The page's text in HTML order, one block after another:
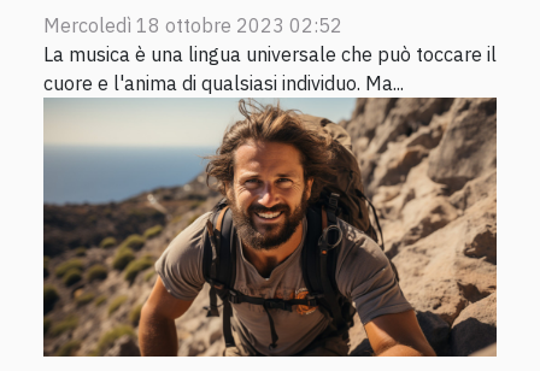
Mercoledì 18 ottobre 2023 02:52
La musica è una lingua universale che può toccare il
cuore e l'anima di qualsiasi individuo. Ma...